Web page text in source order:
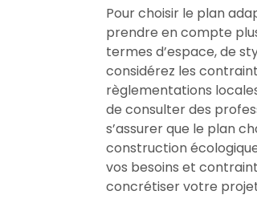
Pour choisir le plan
prendre en compte
termes d’espace, de
considérez les
règlementations
de consulter des
s’assurer que le plan
construction
vos besoins et
concrétiser votre